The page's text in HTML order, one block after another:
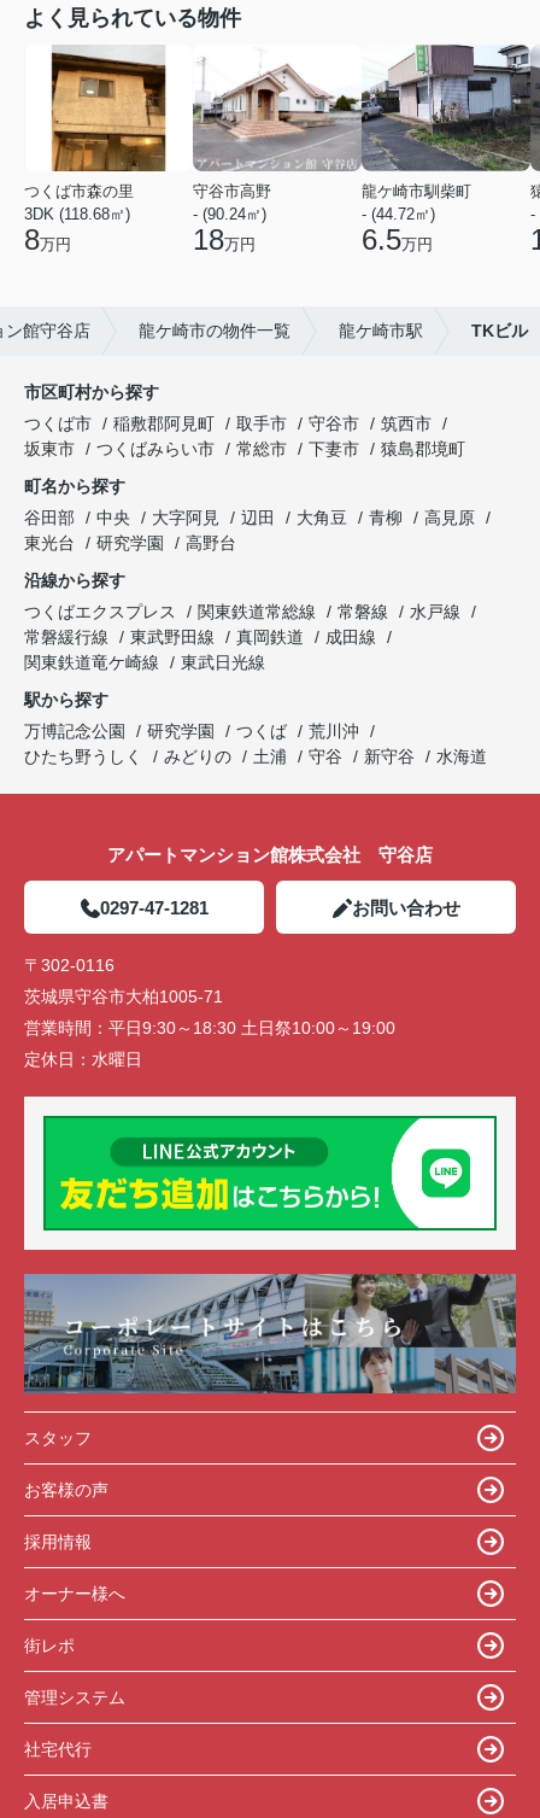
よく見られている物件
つくば市森の里
3DK (118.68㎡)
8万円
守谷市高野
- (90.24㎡)
18万円
龍ケ崎市馴柴町
- (44.72㎡)
6.5万円
-
ン館守谷店 龍ケ崎市の物件一覧 龍ケ崎市駅 TKビル
市区町村から探す
つくば市
稲敷郡阿見町 取手市 守谷市
筑西市
坂東市
つくばみらい市 常総市 下妻市
猿島郡境町
町名から探す
谷田部
中央 大字阿見 辺田 大角豆 青柳
高見原
東光台
研究学園
高野台
沿線から探す
つくばエクスプレス
関東鉄道常総線 常磐線
水戸線
常磐緩行線
東武野田線 真岡鉄道
成田線
関東鉄道竜ケ崎線
東武日光線
駅から探す
万博記念公園
研究学園 つくば
荒川沖
ひたち野うしく
みどりの 土浦 守谷 新守谷 水海道
アパートマンション館株式会社 守谷店
0297-47-1281 お問い合わせ
〒302-0116
茨城県守谷市大柏1005-71
営業時間： 平日9:30～18:30 土日祭10:00～19:00
定休日： 水曜日
スタッフ
お客様の声
採用情報
オーナー様へ
街レポ
管理システム
社宅代行
入居申込書